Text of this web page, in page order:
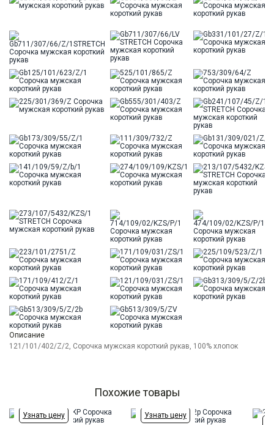
Описание
121/101/402/Z/2, Сорочка мужская короткий рукав, 100% хлопок
Похожие товары
Узнать цену
Узнать цену